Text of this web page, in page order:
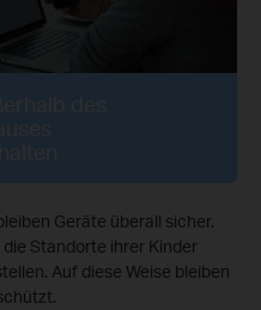
Geräte überall sicher.
Standorte ihrer Kinder
Auf diese Weise bleiben